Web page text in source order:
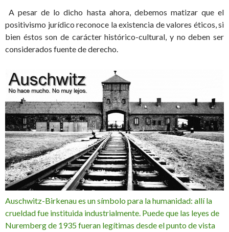
A pesar de lo dicho hasta ahora, debemos matizar que el
positivismo jurídico reconoce la existencia de valores éticos, si
bien éstos son de carácter histórico-cultural, y no deben ser
considerados fuente de derecho.
Auschwitz-Birkenau es un símbolo para la humanidad: allí la
crueldad fue instituida industrialmente. Puede que las leyes de
Nuremberg de 1935 fueran legítimas desde el punto de vista